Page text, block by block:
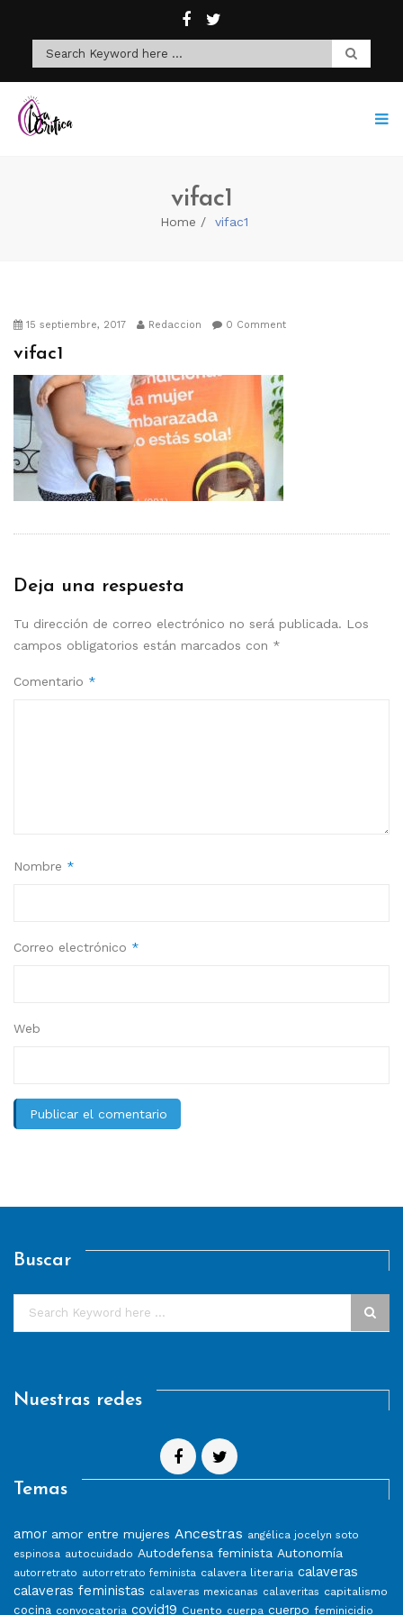
vifac1
Home vifac1
15 septiembre, 2017 Redaccion 0 Comment
vifac1
Deja una respuesta
Tu dirección de correo electrónico no será publicada. Los
campos obligatorios están marcados con *
Comentario *
Nombre *
Correo electrónico *
Web
Buscar
Nuestras redes
Temas
amor amor entre mujeres Ancestras angélica jocelyn soto
espinosa autocuidado Autodefensa feminista Autonomía
autorretrato autorretrato feminista calavera literaria calaveras
calaveras feministas calaveras mexicanas calaveritas capitalismo
cocina convocatoria covid19 Cuento cuerpa cuerpo feminicidio